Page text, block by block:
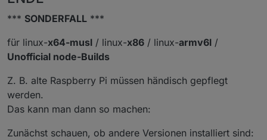
*** SONDERFALL ***
für linux-x64-musl / linux-x86 / linux-armv6l /
Unofficial node-Builds
Z. B. alte Raspberry Pi müssen händisch gepflegt
werden.
Das kann man dann so machen:
Zunächst schauen, ob andere Versionen installiert sind: